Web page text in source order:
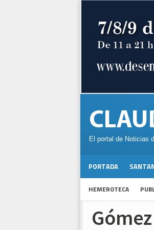
El portal de Noticias
PORTADA
HEMEROTECA